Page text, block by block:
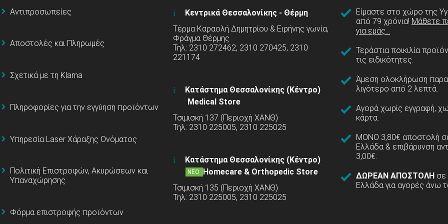
Αντιπροσωπείες
Αποστολές και Πληρωμές
Σχετικά με τη Klarna
Πληροφορίες για την εγγύηση προϊόντων
Υπηρεσία Laser Χάραξης Ονόματος
Πολιτική Επιστροφών, Ακυρώσεων και
Υπαναχώρησης
Φόρμα επιστροφής προϊόντων
Κεντρικά Θεσσαλονίκης - Θέρμη
Τέρμα Καραολή Δημητρίου & Ειρήνης γωνία,
Φράγμα Θέρμης
Τηλ: 2310 272462, 2310 270425, 2310
221174
Κατάστημα Θεσσαλονίκης (Κέντρο)
Medical Store
Τσιμισκή 137 (Περιοχή ΧΑΝΘ)
Τηλ: 2310 225005, 2310 225025
Κατάστημα Θεσσαλονίκης (Κέντρο)
ΝΕΟ
Homecare & Orthopedic Store
Τσιμισκή 135 (Περιοχή ΧΑΝΘ)
Τηλ: 2310 225005, 2310 225025
Είμαστε στο χώρο της
από 79 χρόνια! Μάθετε
για εμάς...
Τεράστια ποικιλία
τις ειδικότητες.
Άμεση ολοκλήρωση
λιγότερο από 2 λεπτά.
Αγορά χωρίς εγγραφή,
κάρτα.
ΜΟΝΟ 3,80€ αποστολή
Ελλάδα & επιβάρυνση
3,00€.
ΔΩΡΕΑΝ ΑΠΟΣΤΟΛΗ σε
Ελλάδα για αγορές άνω